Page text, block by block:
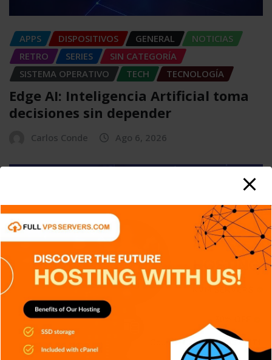
APPS DISPOSITIVOS GENERAL
NOTICIAS
RETRO
SERIES
SIN CATEGORÍA
SISTEMA OPERATIVO
TECH TECNOLOGÍA
Edge AI: Inteligencia Artificial toma
decisiones sin depender
Carlos Conde Ago 6, 2026
APPS DISPOSITIVOS GENERAL
NOTICIAS
TECH
TECNOLOGÍA
Reconocimiento facial con
Inteligencia Artificial